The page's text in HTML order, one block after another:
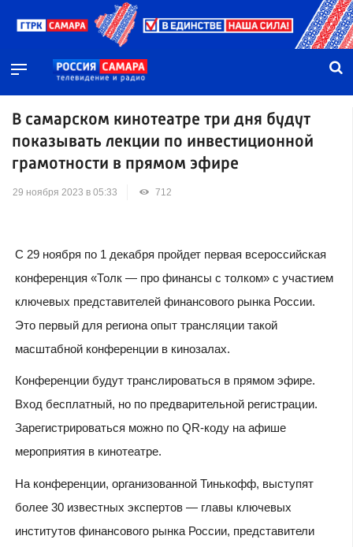
В самарском кинотеатре три дня будут
показывать лекции по инвестиционной
грамотности в прямом эфире
29 ноября 2023 в 05:33 712
С 29 ноября по 1 декабря пройдет первая всероссийская
конференция «Толк — про финансы с толком» с участием
ключевых представителей финансового рынка России.
Это первый для региона опыт трансляции такой
масштабной конференции в кинозалах.
Конференции будут транслироваться в прямом эфире.
Вход бесплатный, но по предварительной регистрации.
Зарегистрироваться можно по QR-коду на афише
мероприятия в кинотеатре.
На конференции, организованной Тинькофф, выступят
более 30 известных экспертов — главы ключевых
институтов финансового рынка России, представители